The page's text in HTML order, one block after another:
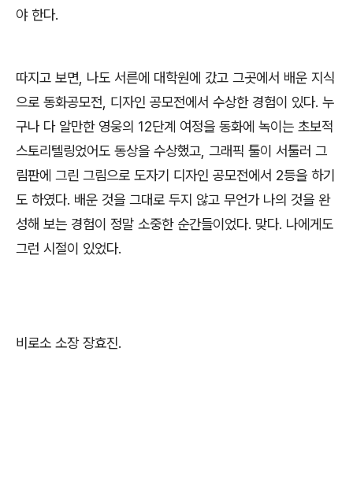
야 한다.
따지고 보면, 나도 서른에 대학원에 갔고 그곳에서 배운 지식
으로 동화공모전, 디자인 공모전에서 수상한 경험이 있다. 누
구나 다 알만한 영웅의 12단계 여정을 동화에 녹이는 초보적
스토리텔링었어도 동상을 수상했고, 그래픽 툴이 서툴러 그
림판에 그린 그림으로 도자기 디자인 공모전에서 2등을 하기
도 하였다. 배운 것을 그대로 두지 않고 무언가 나의 것을 완
성해 보는 경험이 정말 소중한 순간들이었다. 맞다. 나에게도
그런 시절이 있었다.
비로소 소장 장효진.